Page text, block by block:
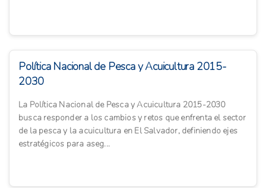
Política Nacional de Pesca y Acuicultura 2015-
2030
La Política Nacional de Pesca y Acuicultura 2015-2030
busca responder a los cambios y retos que enfrenta el sector
de la pesca y la acuicultura en El Salvador, definiendo ejes
estratégicos para aseg...